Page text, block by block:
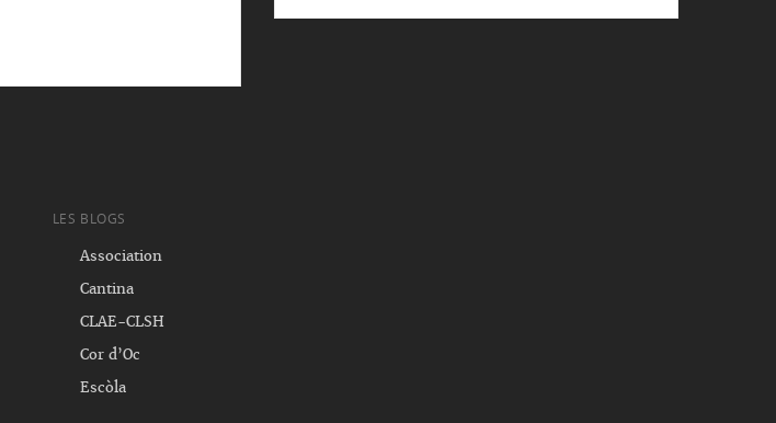
LES BLOGS
Association
Cantina
CLAE-CLSH
Cor d’Oc
Escòla